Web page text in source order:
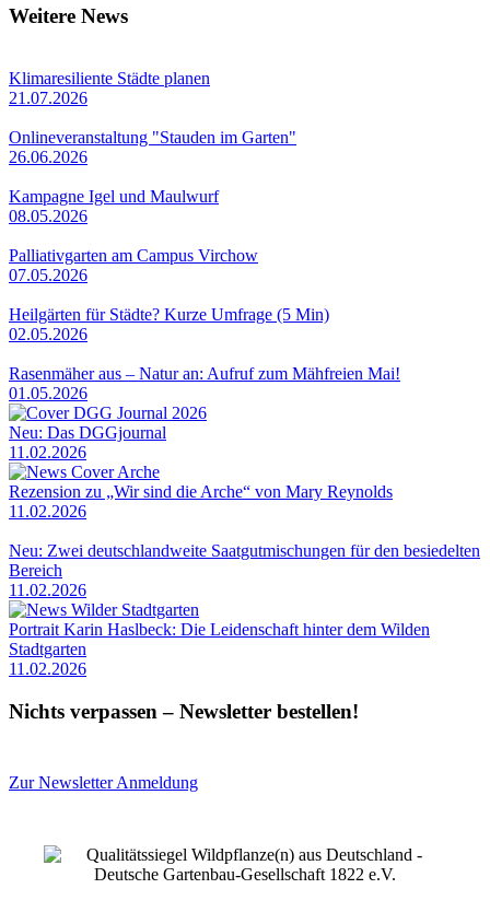
Weitere News
Klimaresiliente Städte planen
21.07.2026
Onlineveranstaltung "Stauden im Garten"
26.06.2026
Kampagne Igel und Maulwurf
08.05.2026
Palliativgarten am Campus Virchow
07.05.2026
Heilgärten für Städte? Kurze Umfrage (5 Min)
02.05.2026
Rasenmäher aus – Natur an: Aufruf zum Mähfreien Mai!
01.05.2026
Neu: Das DGGjournal
11.02.2026
Rezension zu „Wir sind die Arche“ von Mary Reynolds
11.02.2026
Neu: Zwei deutschlandweite Saatgutmischungen für den besiedelten
Bereich
11.02.2026
Portrait Karin Haslbeck: Die Leidenschaft hinter dem Wilden
Stadtgarten
11.02.2026
Nichts verpassen – Newsletter bestellen!
Zur Newsletter Anmeldung